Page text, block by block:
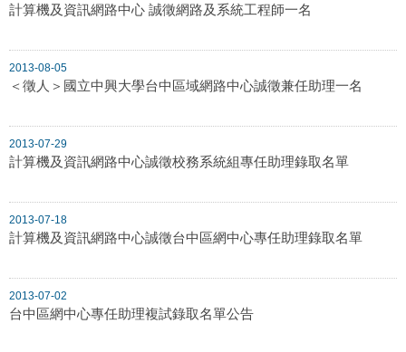
計算機及資訊網路中心 誠徵網路及系統工程師一名
2013-08-05
＜徵人＞國立中興大學台中區域網路中心誠徵兼任助理一名
2013-07-29
計算機及資訊網路中心誠徵校務系統組專任助理錄取名單
2013-07-18
計算機及資訊網路中心誠徵台中區網中心專任助理錄取名單
2013-07-02
台中區網中心專任助理複試錄取名單公告